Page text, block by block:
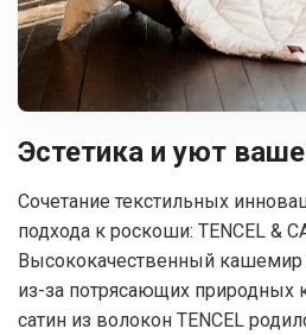
Эстетика и уют
Сочетание текстильных
подхода к роскоши: TENCEL &
Высококачественный кашемир
из-за потрясающих природных
сатин из волокон TENCEL